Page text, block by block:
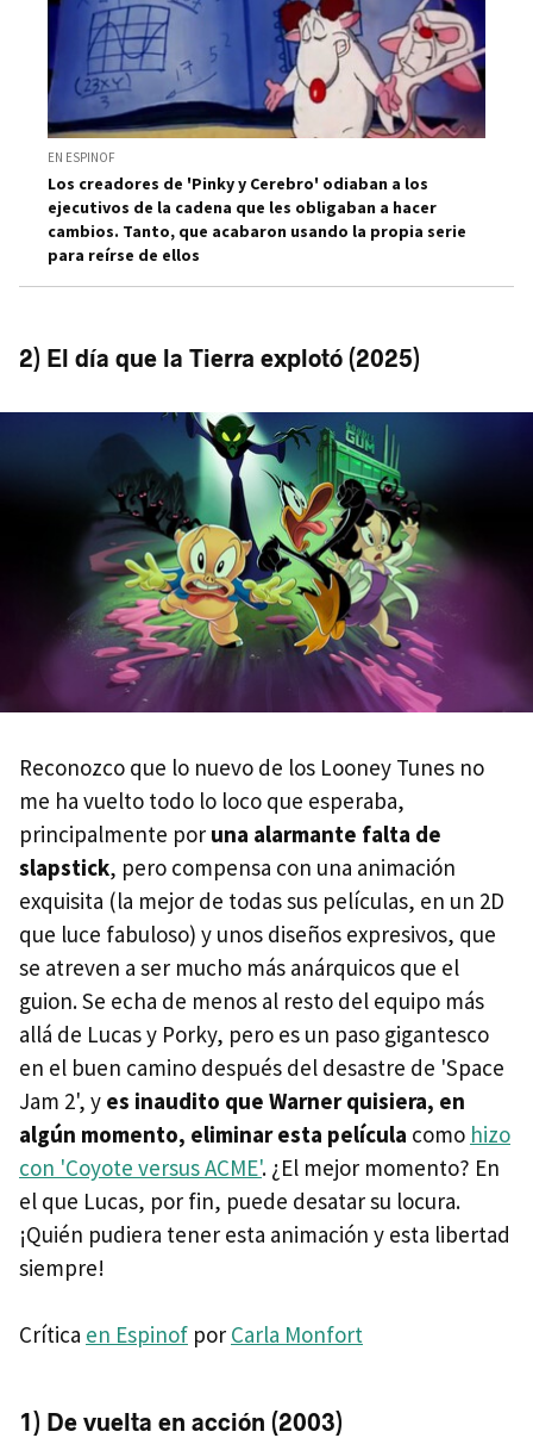
EN ESPINOF
Los creadores de 'Pinky y Cerebro' odiaban a los
ejecutivos de la cadena que les obligaban a hacer
cambios. Tanto, que acabaron usando la propia serie
para reírse de ellos
2) El día que la Tierra explotó (2025)
Reconozco que lo nuevo de los Looney Tunes no
me ha vuelto todo lo loco que esperaba,
principalmente por una alarmante falta de
slapstick, pero compensa con una animación
exquisita (la mejor de todas sus películas, en un 2D
que luce fabuloso) y unos diseños expresivos, que
se atreven a ser mucho más anárquicos que el
guion. Se echa de menos al resto del equipo más
allá de Lucas y Porky, pero es un paso gigantesco
en el buen camino después del desastre de 'Space
Jam 2', y es inaudito que Warner quisiera, en
algún momento, eliminar esta película como hizo
con 'Coyote versus ACME'. ¿El mejor momento? En
el que Lucas, por fin, puede desatar su locura.
¡Quién pudiera tener esta animación y esta libertad
siempre!
Crítica en Espinof por Carla Monfort
1) De vuelta en acción (2003)